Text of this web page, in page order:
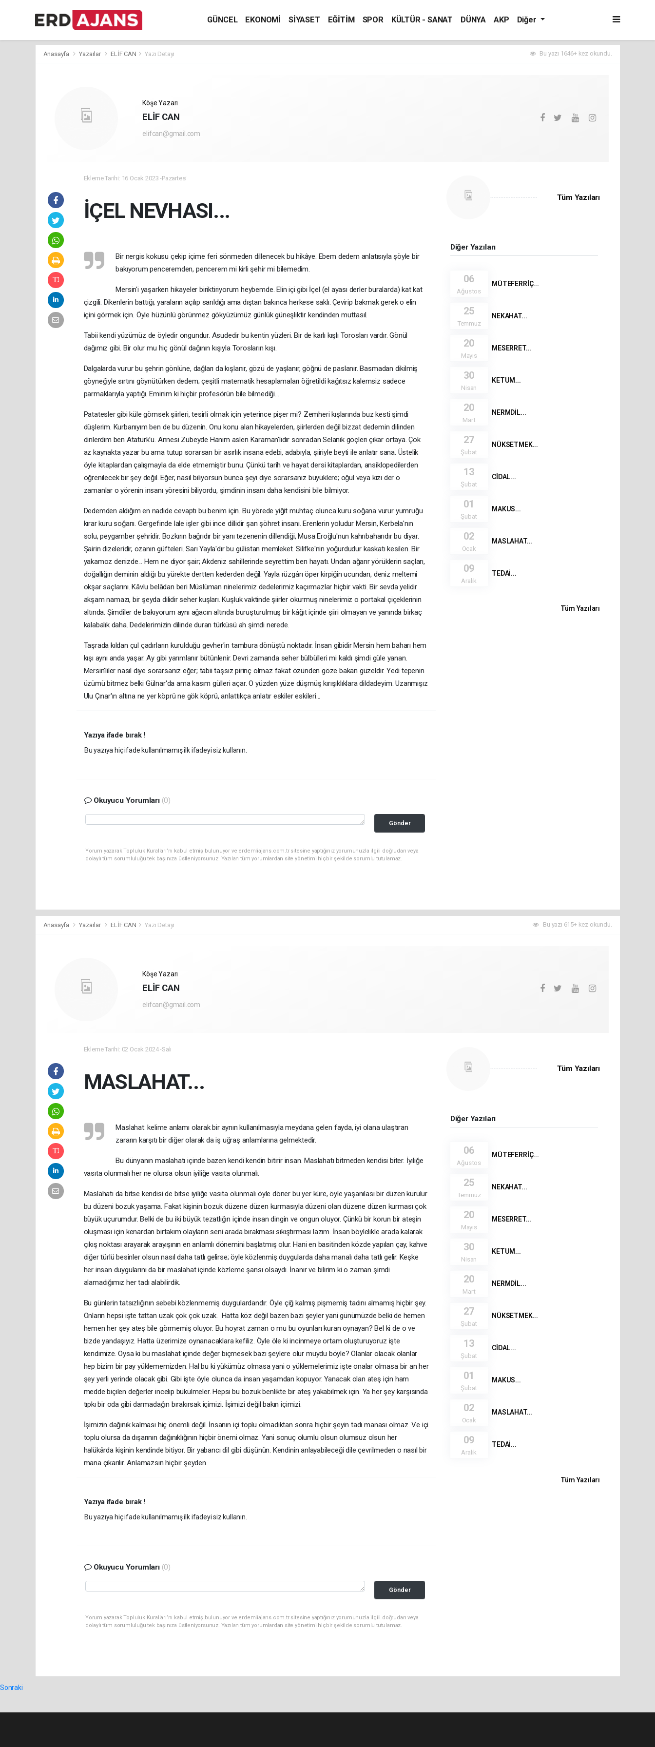
GÜNCEL EKONOMİ SİYASET EĞİTİM SPOR KÜLTÜR - SANAT DÜNYA AKP Diğer
Anasayfa Yazarlar ELİF CAN Yazı Detayı Bu yazı 1646+ kez okundu.
Köşe Yazarı
ELİF CAN
elifcan@gmail.com
Ekleme Tarihi: 16 Ocak 2023 -Pazartesi
İÇEL NEVHASI...
Bir nergis kokusu çekip içime feri sönmeden dillenecek bu hikâye. Ebem dedem anlatısıyla şöyle bir
bakıyorum penceremden, pencerem mi kirli şehir mi bilemedim.
Mersin'i yaşarken hikayeler biriktiriyorum heybemde. Elin içi gibi İçel (el ayası derler buralarda) kat kat
çizgili. Dikenlerin battığı, yaraların açılıp sarıldığı ama dıştan bakınca herkese saklı. Çevirip bakmak gerek o elin
içini görmek için. Öyle hüzünlü görünmez gökyüzümüz günlük güneşliktir kendinden muttasıl.
Tabii kendi yüzümüz de öyledir ongundur. Asudedir bu kentin yüzleri. Bir de karlı kışlı Torosları vardır. Gönül
dağımız gibi. Bir olur mu hiç gönül dağının kışıyla Torosların kışı.
Dalgalarda vurur bu şehrin gönlüne, dağları da kışlanır, gözü de yaşlanır, göğnü de paslanır. Basmadan dikilmiş
göyneğiyle sırtını göynütürken dedem; çeşitli matematik hesaplamaları öğretildi kağıtsız kalemsiz sadece
parmaklarıyla yaptığı. Eminim ki hiçbir profesörün bile bilmediği...
Patatesler gibi küle gömsek şiirleri, tesirli olmak için yeterince pişer mi? Zemheri kışlarında buz kesti şimdi
düşlerim. Kurbanıyım ben de bu düzenin. Onu konu alan hikayelerden, şiirlerden değil bizzat dedemin dilinden
dinlerdim ben Atatürk'ü. Annesi Zübeyde Hanım aslen Karaman'lıdır sonradan Selanik göçleri çıkar ortaya. Çok
az kaynakta yazar bu ama tutup sorarsan bir asırlık insana edebi, adabıyla, şiiriyle beyti ile anlatır sana. Üstelik
öyle kitaplardan çalışmayla da elde etmemiştir bunu. Çünkü tarih ve hayat dersi kitaplardan, ansiklopedilerden
öğrenilecek bir şey değil. Eğer, nasıl biliyorsun bunca şeyi diye sorarsanız büyüklere; oğul veya kızı der o
zamanlar o yörenin insanı yöresini biliyordu, şimdinin insanı daha kendisini bile bilmiyor.
Dedemden aldığım en nadide cevaptı bu benim için. Bu yörede yiğit muhtaç olunca kuru soğana vurur yumruğu
kırar kuru soğanı. Gergefinde lale işler gibi ince dillidir şan şöhret insanı. Erenlerin yoludur Mersin, Kerbela'nın
solu, peygamber şehridir. Bozkırın bağrıdır bir yanı tezenenin dillendiği, Musa Eroğlu'nun kahrıbaharıdır bu diyar.
Şairin dizeleridir, ozanın güfteleri. Sarı Yayla'dır bu gülistan memleket. Silifke'nin yoğurdudur kaskatı kesilen. Bir
yakamoz denizde... Hem ne diyor şair; Akdeniz sahillerinde seyrettim ben hayatı. Undan ağarır yörüklerin saçları,
doğallığın deminin aldığı bu yürekte dertten kederden değil. Yayla rüzgârı öper kirpiğin ucundan, deniz meltemi
okşar saçlarını. Kâvlu belâdan beri Müslüman ninelerimiz dedelerimiz kaçırmazlar hiçbir vakti. Bir sevda yelidir
akşam namazı, bir şeyda dilidir seher kuşları. Kuşluk vaktinde şiirler okurmuş ninelerimiz o portakal çiçeklerinin
altında. Şimdiler de bakıyorum aynı ağacın altında buruşturulmuş bir kâğıt içinde şiiri olmayan ve yanında birkaç
kalabalık daha. Dedelerimizin dilinde duran türküsü ah şimdi nerede.
Taşrada kıldan çul çadırların kurulduğu gevher'in tambura dönüştü noktadır. İnsan gibidir Mersin hem baharı hem
kışı aynı anda yaşar. Ay gibi yarımlanır bütünlenir. Devri zamanda seher bülbülleri mi kaldı şimdi güle yanan.
Mersin'liler nasıl diye sorarsanız eğer; tabii taşsız pirinç olmaz fakat özünden göze bakan güzeldir. Yedi tepenin
üzümü bitmez belki Gülnar'da ama kasım gülleri açar. O yüzden yüze düşmüş kırışıklıklara dildadeyim. Uzanmışız
Ulu Çınar'ın altına ne yer köprü ne gök köprü, anlattıkça anlatır eskiler eskileri...
Yazıya ifade bırak !
Bu yazıya hiç ifade kullanılmamış ilk ifadeyi siz kullanın.
Okuyucu Yorumları (0)
Gönder
Yorum yazarak Topluluk Kuralları’nı kabul etmiş bulunuyor ve erdemliajans.com.tr sitesine yaptığınız yorumunuzla ilgili doğrudan veya
dolaylı tüm sorumluluğu tek başınıza üstleniyorsunuz. Yazılan tüm yorumlardan site yönetimi hiçbir şekilde sorumlu tutulamaz.
Tüm Yazıları
Diğer Yazıları
06
Ağustos
MÜTEFERRİÇ...
25
Temmuz
NEKAHAT...
20
Mayıs
MESERRET...
30
Nisan
KETUM...
20
Mart
NERMDİL...
27
Şubat
NÜKSETMEK...
13
Şubat
CİDAL...
01
Şubat
MAKUS...
02
Ocak
MASLAHAT...
09
Aralık
TEDAİ...
Tüm Yazıları
Anasayfa Yazarlar ELİF CAN Yazı Detayı Bu yazı 615+ kez okundu.
Köşe Yazarı
ELİF CAN
elifcan@gmail.com
Ekleme Tarihi: 02 Ocak 2024 -Salı
MASLAHAT...
Maslahat: kelime anlamı olarak bir aynın kullanılmasıyla meydana gelen fayda, iyi olana ulaştıran
zararın karşıtı bir diğer olarak da iş uğraş anlamlarına gelmektedir.
Bu dünyanın maslahatı içinde bazen kendi kendin bitirir insan. Maslahatı bitmeden kendisi biter. İyiliğe
vasıta olunmalı her ne olursa olsun iyiliğe vasıta olunmalı.
Maslahatı da bitse kendisi de bitse iyiliğe vasıta olunmalı öyle döner bu yer küre, öyle yaşanılası bir düzen kurulur
bu düzeni bozuk yaşama. Fakat kişinin bozuk düzene düzen kurmasıyla düzeni olan düzene düzen kurması çok
büyük uçurumdur. Belki de bu iki büyük tezatlığın içinde insan dingin ve ongun oluyor. Çünkü bir korun bir ateşin
oluşması için kenardan birtakım olayların seni arada bırakması sıkıştırması lazım. İnsan böylelikle arada kalarak
çıkış noktası arayarak arayışının en anlamlı dönemini başlatmış olur. Hani en basitinden közde yapılan çay, kahve
diğer türlü besinler olsun nasıl daha tatlı gelirse; öyle közlenmiş duygularda daha manalı daha tatlı gelir. Keşke
her insan duygularını da bir maslahat içinde közleme şansı olsaydı. İnanır ve bilirim ki o zaman şimdi
alamadığımız her tadı alabilirdik.
Bu günlerin tatsızlığının sebebi közlenmemiş duygulardandır. Öyle çiğ kalmış pişmemiş tadını almamış hiçbir şey.
Onların hepsi işte tattan uzak çok çok uzak. Hatta köz değil bazen bazı şeyler yani günümüzde belki de hemen
hemen her şey ateş bile görmemiş oluyor. Bu hoyrat zaman o mu bu oyunları kuran oynayan? Bel ki de o ve
bizde yandaşıyız. Hatta üzerimize oynanacaklara kefiliz. Öyle öle ki incinmeye ortam oluşturuyoruz işte
kendimize. Oysa ki bu maslahat içinde değer biçmesek bazı şeylere olur muydu böyle? Olanlar olacak olanlar
hep bizim bir pay yüklememizden. Hal bu ki yükümüz olmasa yani o yüklemelerimiz işte onalar olmasa bir an her
şey yerli yerinde olacak gibi. Gibi işte öyle olunca da insan yaşamdan kopuyor. Yanacak olan ateş için ham
medde biçilen değerler incelip bükülmeler. Hepsi bu bozuk benlikte bir ateş yakabilmek için. Ya her şey karşısında
tıpkı bir oda gibi darmadağın bırakırsak içimizi. İşimizi değil bakın içimizi.
İşimizin dağınık kalması hiç önemli değil. İnsanın içi toplu olmadıktan sonra hiçbir şeyin tadı manası olmaz. Ve içi
toplu olursa da dışarının dağınıklığının hiçbir önemi olmaz. Yani sonuç olumlu olsun olumsuz olsun her
halükârda kişinin kendinde bitiyor. Bir yabancı dil gibi düşünün. Kendinin anlayabileceği dile çevrilmeden o nasıl bir
mana çıkarılır. Anlamazsın hiçbir şeyden.
Yazıya ifade bırak !
Bu yazıya hiç ifade kullanılmamış ilk ifadeyi siz kullanın.
Okuyucu Yorumları (0)
Gönder
Yorum yazarak Topluluk Kuralları’nı kabul etmiş bulunuyor ve erdemliajans.com.tr sitesine yaptığınız yorumunuzla ilgili doğrudan veya
dolaylı tüm sorumluluğu tek başınıza üstleniyorsunuz. Yazılan tüm yorumlardan site yönetimi hiçbir şekilde sorumlu tutulamaz.
Tüm Yazıları
Diğer Yazıları
06
Ağustos
MÜTEFERRİÇ...
25
Temmuz
NEKAHAT...
20
Mayıs
MESERRET...
30
Nisan
KETUM...
20
Mart
NERMDİL...
27
Şubat
NÜKSETMEK...
13
Şubat
CİDAL...
01
Şubat
MAKUS...
02
Ocak
MASLAHAT...
09
Aralık
TEDAİ...
Tüm Yazıları
Sonraki